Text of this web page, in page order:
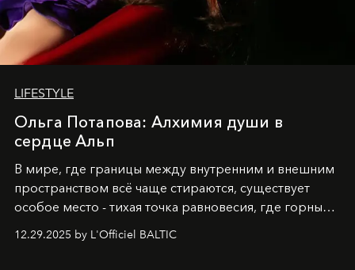
LIFESTYLE
Ольга Потапова: Алхимия души в
сердце Альп
В мире, где границы между внутренним и внешним
пространством всё чаще стираются, существует
особое место - тихая точка равновесия, где горные
глубинами человеческой души. Здесь, на стыке
12.29.2025 by L'Officiel BALTIC